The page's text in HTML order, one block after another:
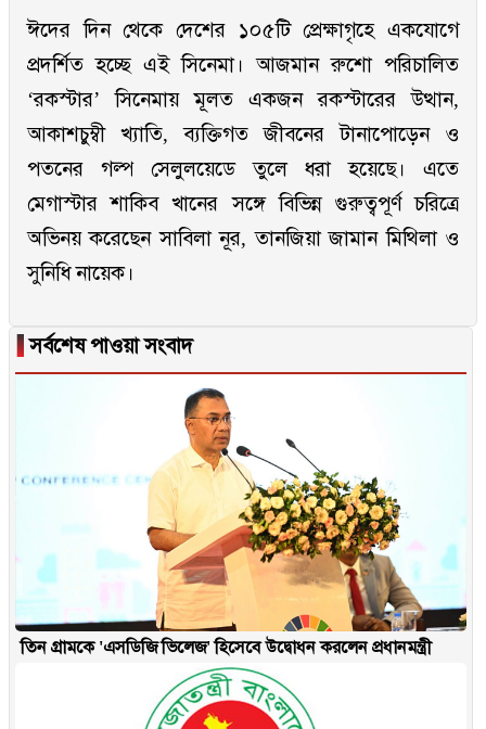
ঈদের দিন থেকে দেশের ১০৫টি প্রেক্ষাগৃহে একযোগে
প্রদর্শিত হচ্ছে এই সিনেমা। আজমান রুশো পরিচালিত
‘রকস্টার’ সিনেমায় মূলত একজন রকস্টারের উত্থান,
আকাশচুম্বী খ্যাতি, ব্যক্তিগত জীবনের টানাপোড়েন ও
পতনের গল্প সেলুলয়েডে তুলে ধরা হয়েছে। এতে
মেগাস্টার শাকিব খানের সঙ্গে বিভিন্ন গুরুত্বপূর্ণ চরিত্রে
অভিনয় করেছেন সাবিলা নূর, তানজিয়া জামান মিথিলা ও
সুনিধি নায়েক।
▐সর্বশেষ পাওয়া সংবাদ
তিন গ্রামকে 'এসডিজি ভিলেজ' হিসেবে উদ্বোধন করলেন প্রধানমন্ত্রী